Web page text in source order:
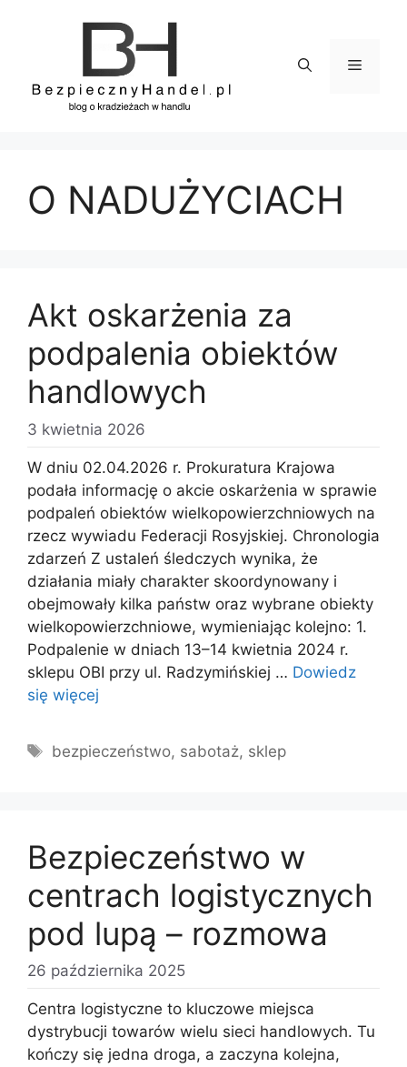
Menu
O NADUŻYCIACH
Akt oskarżenia za
podpalenia obiektów
handlowych
3 kwietnia 2026
W dniu 02.04.2026 r. Prokuratura Krajowa
podała informację o akcie oskarżenia w sprawie
podpaleń obiektów wielkopowierzchniowych na
rzecz wywiadu Federacji Rosyjskiej. Chronologia
zdarzeń Z ustaleń śledczych wynika, że
działania miały charakter skoordynowany i
obejmowały kilka państw oraz wybrane obiekty
wielkopowierzchniowe, wymieniając kolejno: 1.
Podpalenie w dniach 13–14 kwietnia 2024 r.
sklepu OBI przy ul. Radzymińskiej … Dowiedz
się więcej
Tagi
bezpieczeństwo, sabotaż, sklep
Bezpieczeństwo w
centrach logistycznych
pod lupą – rozmowa
26 października 2025
Centra logistyczne to kluczowe miejsca
dystrybucji towarów wielu sieci handlowych. Tu
kończy się jedna droga, a zaczyna kolejna,